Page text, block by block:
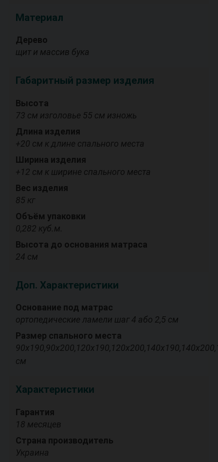
Материал
Дерево
щит и массив бука
Габаритный размер изделия
Высота
73 см изголовье 55 см изножь
Длина изделия
+20 см к длине спального места
Ширина изделия
+12 см к ширине спального места
Вес изделия
85 кг
Объём упаковки
0,282 куб.м.
Высота до основания матраса
24 см
Доп. Характеристики
Основание под матрас
ортопедические ламели шаг 4 або 2,5 см
Размер спального места
см
Характеристики
Гарантия
18 месяцев
Страна производитель
Украина